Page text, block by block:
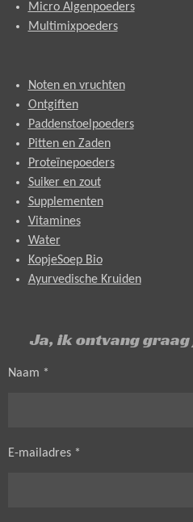
Micro Algenpoeders
Multimixpoeders
Noten en vruchten
Ontgiften
Paddenstoelpoeders
Pitten en Zaden
Proteïnepoeders
Suiker en zout
Supplementen
Vitamines
Water
KopjeSoep Bio
Ayurvedische Kruiden
Ja, ik ontvang
Naam *
E-mailadres *